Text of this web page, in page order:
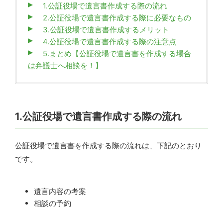
1.公証役場で遺言書作成する際の流れ
2.公証役場で遺言書作成する際に必要なもの
3.公証役場で遺言書作成するメリット
4.公証役場で遺言書作成する際の注意点
5.まとめ【公証役場で遺言書を作成する場合
は弁護士へ相談を！】
1.公証役場で遺言書作成する際の流れ
公証役場で遺言書を作成する際の流れは、下記のとおり
です。
遺言内容の考案
相談の予約